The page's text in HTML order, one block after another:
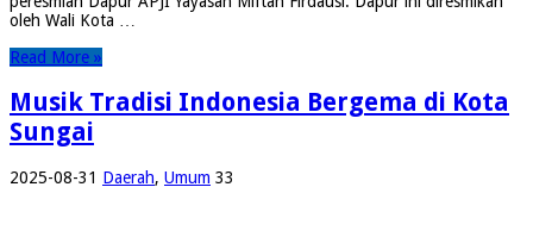
oleh Wali Kota …
Read More »
Musik Tradisi Indonesia Bergema di Kota
Sungai
2025-08-31 Daerah, Umum 33